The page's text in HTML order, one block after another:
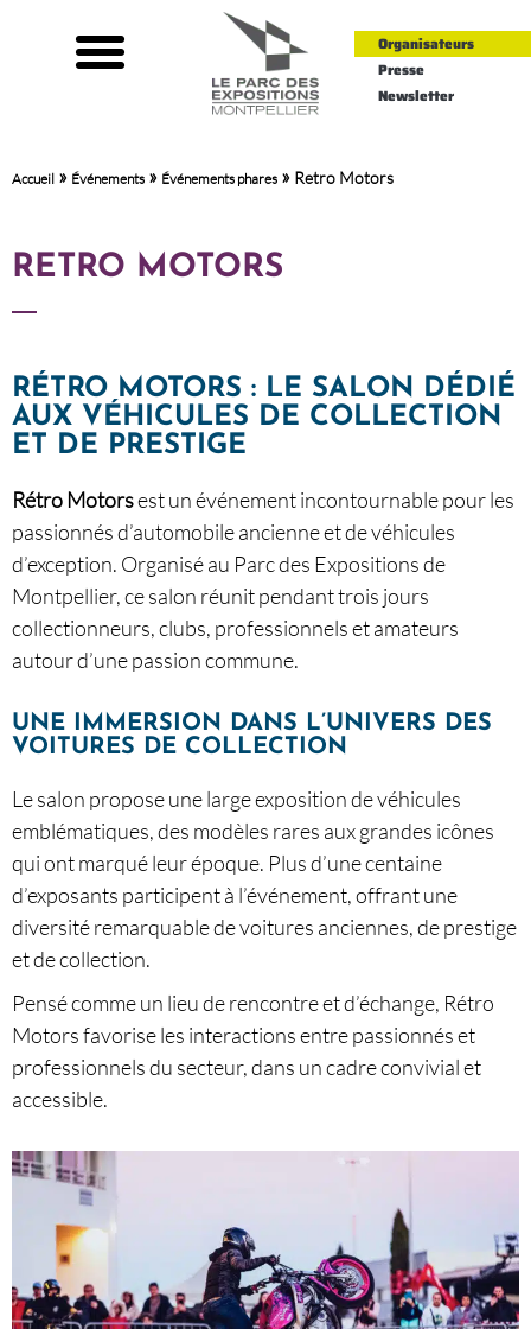
Organisateurs
Presse
Newsletter
Accueil » Événements » Événements phares » Retro Motors
RETRO MOTORS
RÉTRO MOTORS : LE SALON DÉDIÉ
AUX VÉHICULES DE COLLECTION
ET DE PRESTIGE
Rétro Motorsest un événement incontournable pour les
passionnés d’automobile ancienne et de véhicules
d’exception. Organisé au Parc des Expositions de
Montpellier, ce salon réunit pendant trois jours
collectionneurs, clubs, professionnels et amateurs
autour d’une passion commune.
UNE IMMERSION DANS L’UNIVERS DES
VOITURES DE COLLECTION
Le salon propose une large exposition de véhicules
emblématiques, des modèles rares aux grandes icônes
qui ont marqué leur époque. Plus d’une centaine
d’exposants participent à l’événement, offrant une
diversité remarquable de voitures anciennes, de prestige
et de collection.
Pensé comme un lieu de rencontre et d’échange, Rétro
Motors favorise les interactions entre passionnés et
professionnels du secteur, dans un cadre convivial et
accessible.